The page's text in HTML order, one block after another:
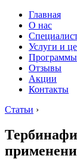
Главная
О нас
Услуги и
Программы
Отзывы
Акции
Контакты
Статьи ›